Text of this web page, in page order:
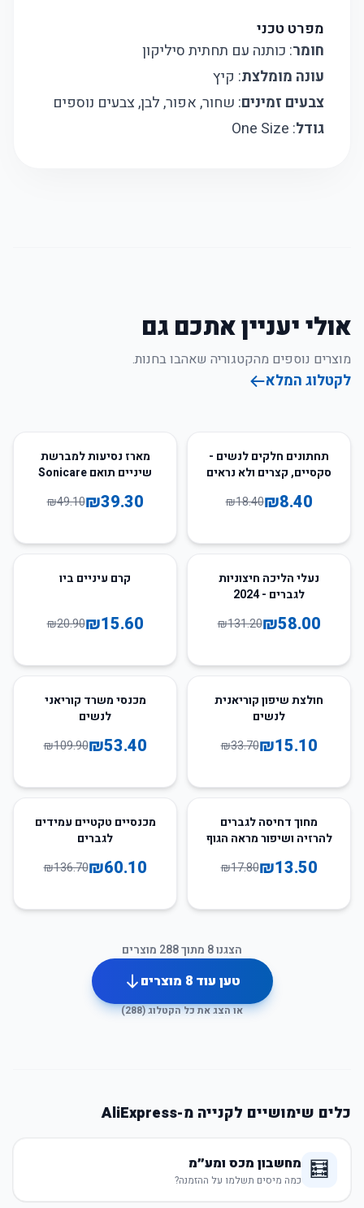
מפרט טכני
חומר: כותנה עם תחתית סיליקון
עונה מומלצת: קיץ
צבעים זמינים: שחור, אפור, לבן, צבעים נוספים
גודל: One Size
אולי יעניין אתכם גם
מוצרים נוספים מהקטגוריה שאהבו בחנות.
לקטלוג המלא
54
תחתונים חלקים לנשים -
סקסיים, קצרים ולא נראים
₪8.40
₪18.40
20
מארז נסיעות למברשת
שיניים תואם Sonicare
₪39.30
₪49.10
נעלי הליכה חיצוניות
לגברים - 2024
₪58.00
₪131.20
קרם עיניים ביו
₪15.60
₪20.90
55
חולצת שיפון קוריאנית
לנשים
₪15.10
₪33.70
51מכנסי משרד קוריאני
לנשים
₪53.40
₪109.90
מחוך דחיסה לגברים
להרזיה ושיפור מראה הגוף
₪13.50
₪17.80
56
מכנסיים טקטיים עמידים
לגברים
₪60.10
₪136.70
הצגנו8 מתוך288 מוצרים
טען עוד8 מוצרים
או הצג את כל הקטלוג (288
)
כלים שימושיים לקנייה מ-AliExpress
🧮 מחשבון מכס ומע״מ
כמה מיסים תשלמו על ההזמנה?